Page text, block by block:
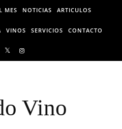
MES NOTICIAS ARTICULOS
VINOS SERVICIOS CONTACTO
Vino